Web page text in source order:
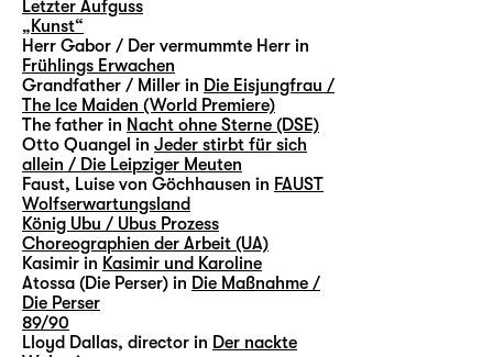
Letzter Aufguss
„Kunst“
Herr Gabor / Der vermummte Herr in
Frühlings Erwachen
Grandfather / Miller in Die Eisjungfrau /
The Ice Maiden (World Premiere)
The father in Nacht ohne Sterne (DSE)
Otto Quangel in Jeder stirbt für sich
allein / Die Leipziger Meuten
Faust, Luise von Göchhausen in FAUST
Wolfserwartungsland
König Ubu / Ubus Prozess
Choreographien der Arbeit (UA)
Kasimir in Kasimir und Karoline
Atossa (Die Perser) in Die Maßnahme /
Die Perser
89/90
Lloyd Dallas, director in Der nackte